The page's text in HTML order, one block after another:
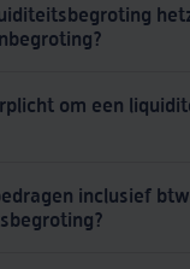
om een
inclusief